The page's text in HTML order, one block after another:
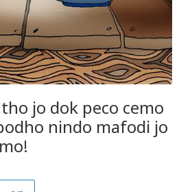
jo dok peco cemo
nindo mafodi jo